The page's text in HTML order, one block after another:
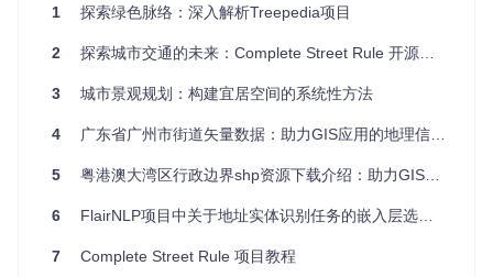
rel_pos = self
通俗解释
应用场景
将词语间的距离划分为256个等
级，让模型理解"公交车"与"十字
描述"公交车在十字路
口转弯"时，准确捕捉
CLIP模型则负责将文本与视觉特征对齐，通过动态温度参数调
整相似度计算：
1 探索绿色脉络：深入解析Treepedia项目
2 探索城市交通的未来：Complete Street Rule 开源项目推荐
3 城市景观规划：构建宜居空间的系统性方法
4 广东省广州市街道矢量数据：助力GIS应用的地理信息精准分析
5 粤港澳大湾区行政边界shp资源下载介绍：助力GIS分析与城市规划
6 FlairNLP项目中关于地址实体识别任务的嵌入层选择策略
7 Complete Street Rule 项目教程